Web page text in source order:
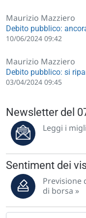
Maurizio Mazziero
Debito pubblico:
10/06/2024 09:42
Maurizio Mazziero
Debito pubblico: si
03/04/2024 09:45
Newsletter del
Leggi i
Sentiment dei
Previsione
di borsa »